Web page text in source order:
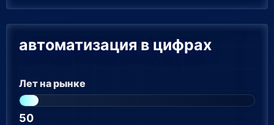
автоматизация в цифрах
Лет на рынке
50